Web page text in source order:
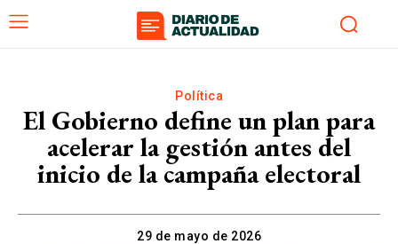
Política
El Gobierno define un plan para
acelerar la gestión antes del
inicio de la campaña electoral
29 de mayo de 2026